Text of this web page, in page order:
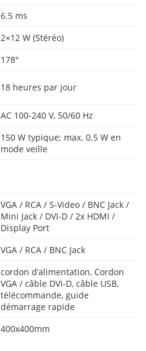
6.5 ms
2×12 W (Stéréo)
178°
18 heures par jour
AC 100-240 V, 50/60 Hz
150 W typique; max. 0.5 W en
mode veille
VGA / RCA / S-Video / BNC Jack /
Mini Jack / DVI-D / 2x HDMI /
Display Port
VGA / RCA / BNC Jack
cordon d’alimentation, Cordon
VGA / câble DVI-D, câble USB,
télécommande, guide
démarrage rapide
400x400mm